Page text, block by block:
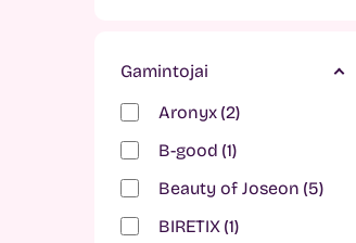
Gamintojai
Aronyx 2
B-good 1
Beauty of Joseon 5
BIRETIX 1